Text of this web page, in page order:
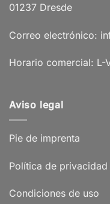
01237 Dresde
Correo electrónico:
Horario comercial: L-
Aviso legal
Pie de imprenta
Política de privacidad
Condiciones de uso